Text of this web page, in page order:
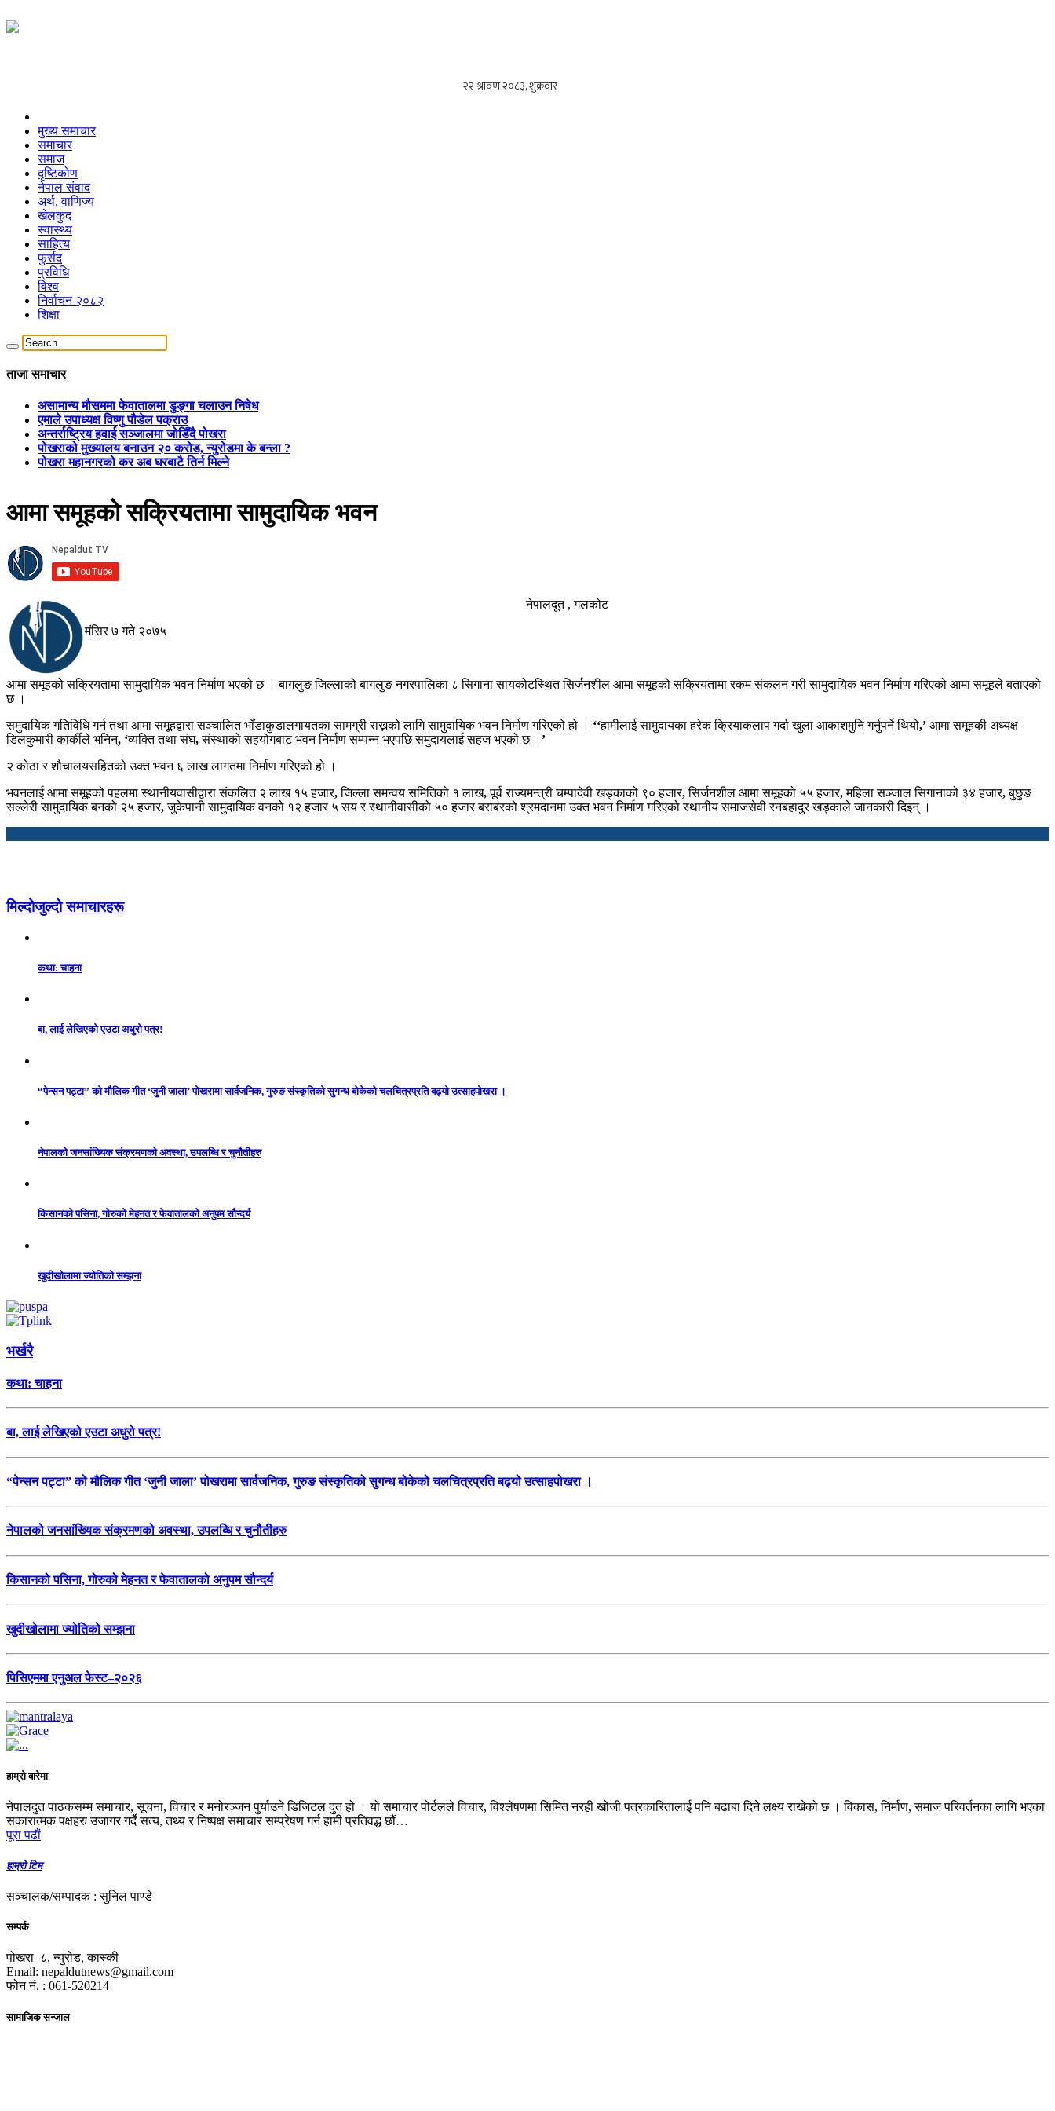
मुख्य समाचार
समाचार
समाज
दृष्टिकोण
नेपाल संवाद
अर्थ, वाणिज्य
खेलकुद
स्वास्थ्य
साहित्य
फुर्सद
प्रविधि
विश्व
निर्वाचन २०८२
शिक्षा
ताजा समाचार
असामान्य मौसममा फेवातालमा डुङ्गा चलाउन निषेध
एमाले उपाध्यक्ष विष्णु पौडेल पक्राउ
अन्तर्राष्ट्रिय हवाई सञ्जालमा जोडिँदै पोखरा
पोखराको मुख्यालय बनाउन २० करोड, न्युरोडमा के बन्ला ?
पोखरा महानगरको कर अब घरबाटै तिर्न मिल्ने
आमा समूहको सक्रियतामा सामुदायिक भवन
नेपालदूत , गलकोट
मंसिर ७ गते २०७५
आमा समूहको सक्रियतामा सामुदायिक भवन निर्माण भएको छ । बागलुङ जिल्लाको बागलुङ नगरपालिका ८ सिगाना सायकोटस्थित सिर्जनशील आमा समूहको सक्रियतामा रकम संकलन गरी सामुदायिक भवन निर्माण गरिएको आमा समूहले बताएको
छ ।
समुदायिक गतिविधि गर्न तथा आमा समूहद्वारा सञ्चालित भाँडाकुडालगायतका सामग्री राख्नको लागि सामुदायिक भवन निर्माण गरिएको हो । ‘‘हामीलाई सामुदायका हरेक क्रियाकलाप गर्दा खुला आकाशमुनि गर्नुपर्ने थियो,’ आमा समूहकी अध्यक्ष
डिलकुमारी कार्कीले भनिन्, ‘व्यक्ति तथा संघ,संस्थाको सहयोगबाट भवन निर्माण सम्पन्न भएपछि समुदायलाई सहज भएको छ । ’
२ कोठा र शौचालयसहितको उक्त भवन ६ लाख लागतमा निर्माण गरिएको हो ।
भवनलाई आमा समूहको पहलमा स्थानीयवासीद्वारा संकलित २ लाख १५ हजार,जिल्ला समन्वय समितिको १ लाख,पूर्व राज्यमन्त्री चम्पादेवी खड्काको ९० हजार,सिर्जनशील आमा समूहको ५५ हजार,महिला सञ्जाल सिगानाको ३४ हजार,बुछुङ
सल्लेरी सामुदायिक बनको २५ हजार,जुकेपानी सामुदायिक वनको १२ हजार ५ सय र स्थानीवासीको ५० हजार बराबरको श्रमदानमा उक्त भवन निर्माण गरिएको स्थानीय समाजसेवी रनबहादुर खड्काले जानकारी दिइन् ।
मिल्दोजुल्दो समाचारहरू
कथा: चाहना
बा, लाई लेखिएको एउटा अधुरो पत्र!
“पेन्सन पट्टा” को मौलिक गीत ‘जुनी जाला’ पोखरामा सार्वजनिक, गुरुङ संस्कृतिको सुगन्ध बोकेको चलचित्रप्रति बढ्यो उत्साहपोखरा ।
नेपालको जनसांख्यिक संक्रमणको अवस्था, उपलब्धि र चुनौतीहरु
किसानको पसिना, गोरुको मेहनत र फेवातालको अनुपम सौन्दर्य
खुदीखोलामा ज्योतिको सम्झना
भर्खरै
कथा: चाहना
बा, लाई लेखिएको एउटा अधुरो पत्र!
“पेन्सन पट्टा” को मौलिक गीत ‘जुनी जाला’ पोखरामा सार्वजनिक, गुरुङ संस्कृतिको सुगन्ध बोकेको चलचित्रप्रति बढ्यो उत्साहपोखरा ।
नेपालको जनसांख्यिक संक्रमणको अवस्था, उपलब्धि र चुनौतीहरु
किसानको पसिना, गोरुको मेहनत र फेवातालको अनुपम सौन्दर्य
खुदीखोलामा ज्योतिको सम्झना
पिसिएममा एनुअल फेस्ट–२०२६
हाम्रो बारेमा
नेपालदुत पाठकसम्म समाचार, सूचना, विचार र मनोरञ्जन पुर्याउने डिजिटल दुत हो । यो समाचार पोर्टलले विचार, विश्लेषणमा सिमित नरही खोजी पत्रकारितालाई पनि बढाबा दिने लक्ष्य राखेको छ । विकास, निर्माण, समाज परिवर्तनका लागि भएका
सकारात्मक पक्षहरु उजागर गर्दै सत्य, तथ्य र निष्पक्ष समाचार सम्प्रेषण गर्न हामी प्रतिवद्ध छौं…
पूरा पढाैं
हाम्रो टिम
सञ्चालक/सम्पादक : सुनिल पाण्डे
सम्पर्क
पोखरा–८, न्युरोड, कास्की
Email: nepaldutnews@gmail.com
फोन नं. : 061-520214
सामाजिक सन्जाल